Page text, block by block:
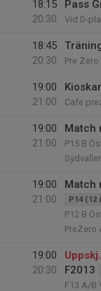
18:15
20:30
Pass
Vid D-
18:45
20:30
Pre Zero
19:00
21:00
Cafe
19:00
21:00
Match
P15 B
19:00
21:00
Match
P14 (12
P12 B
PreZero
19:00
20:30
Uppskj.
F2013
F13 A/B